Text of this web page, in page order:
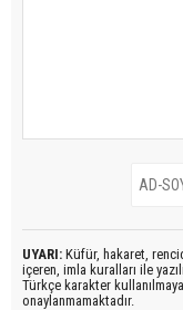
UYARI: Küfür, hakaret,
içeren, imla kuralları ile
Türkçe karakter
onaylanmamaktadır.